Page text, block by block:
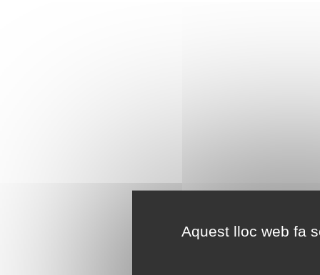
Aquest lloc web fa